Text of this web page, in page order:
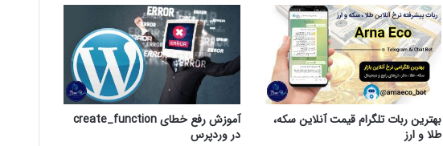
بهترین ربات تلگرام قیمت آنلاین سکه،
طلا و ارز
آموزش رفع خطای create_function
در وردپرس